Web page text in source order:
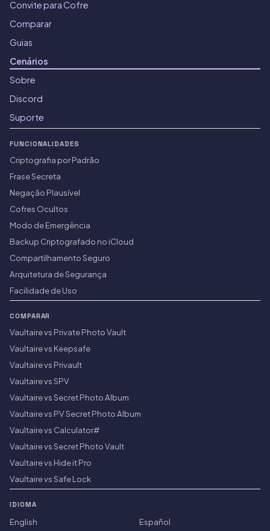
Convite para Cofre
Comparar
Guias
Cenários
Sobre
Discord
Suporte
FUNCIONALIDADES
Criptografia por Padrão
Frase Secreta
Negação Plausível
Cofres Ocultos
Modo de Emergência
Backup Criptografado no iCloud
Compartilhamento Seguro
Arquitetura de Segurança
Facilidade de Uso
COMPARAR
Vaultaire vs Private Photo Vault
Vaultaire vs Keepsafe
Vaultaire vs Privault
Vaultaire vs SPV
Vaultaire vs Secret Photo Album
Vaultaire vs PV Secret Photo Album
Vaultaire vs Calculator#
Vaultaire vs Secret Photo Vault
Vaultaire vs Hide it Pro
Vaultaire vs Safe Lock
IDIOMA
English
Español